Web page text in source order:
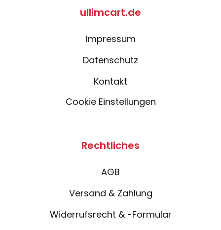
ullimcart.de
Impressum
Datenschutz
Kontakt
Cookie Einstellungen
Rechtliches
AGB
Versand & Zahlung
Widerrufsrecht & -Formular